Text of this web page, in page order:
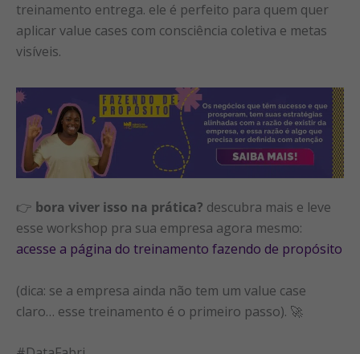
treinamento entrega. ele é perfeito para quem quer
aplicar value cases com consciência coletiva e metas
visíveis.
👉 bora viver isso na prática? descubra mais e leve
esse workshop pra sua empresa agora mesmo:
acesse a página do treinamento fazendo de propósito
(dica: se a empresa ainda não tem um value case
claro… esse treinamento é o primeiro passo). 🚀